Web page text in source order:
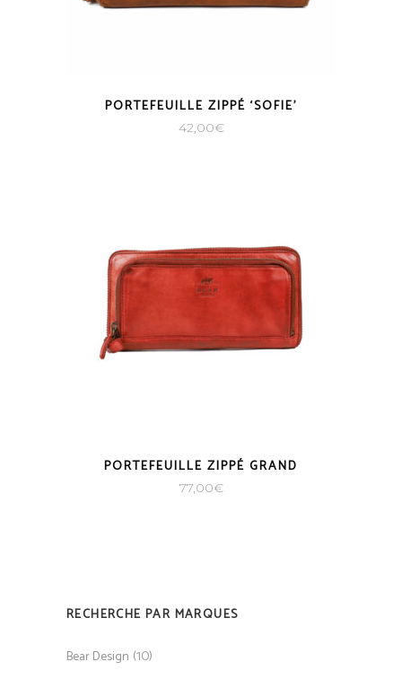
PORTEFEUILLE ZIPPÉ ‘SOFIE’
42,00€
PORTEFEUILLE ZIPPÉ GRAND
77,00€
RECHERCHE PAR MARQUES
Bear Design (10)